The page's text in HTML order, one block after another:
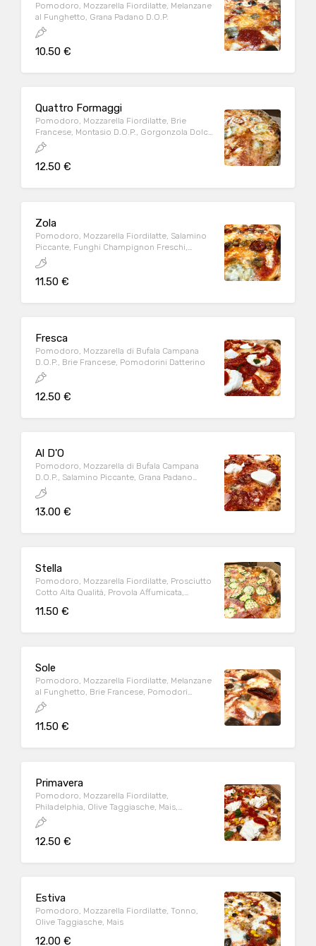
Pomodoro, Mozzarella Fiordilatte, Melanzane
al Funghetto, Grana Padano D.O.P.
10.50 €
Quattro Formaggi
Pomodoro, Mozzarella Fiordilatte, Brie
Francese, Montasio D.O.P., Gorgonzola Dolce
D.O.P.
12.50 €
Zola
Pomodoro, Mozzarella Fiordilatte, Salamino
Piccante, Funghi Champignon Freschi,
Gorgonzola Dolce D.O.P.
11.50 €
Fresca
Pomodoro, Mozzarella di Bufala Campana
D.O.P., Brie Francese, Pomodorini Datterino
12.50 €
Al D'O
Pomodoro, Mozzarella di Bufala Campana
D.O.P., Salamino Piccante, Grana Padano
D.O.P.
13.00 €
Stella
Pomodoro, Mozzarella Fiordilatte, Prosciutto
Cotto Alta Qualità, Provola Affumicata,
11.50 €
Sole
Pomodoro, Mozzarella Fiordilatte, Melanzane
al Funghetto, Brie Francese, Pomodori
Secchi
11.50 €
Primavera
Pomodoro, Mozzarella Fiordilatte,
Philadelphia, Olive Taggiasche, Mais,
Pomodorini Datterino
12.50 €
Estiva
Pomodoro, Mozzarella Fiordilatte, Tonno,
Olive Taggiasche, Mais
12.00 €